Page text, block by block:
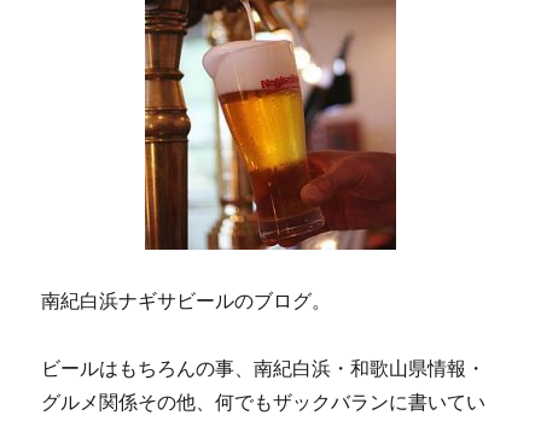
南紀白浜ナギサビールのブログ。
ビールはもちろんの事、南紀白浜・和歌山県情報・
グルメ関係その他、何でもザックバランに書いてい